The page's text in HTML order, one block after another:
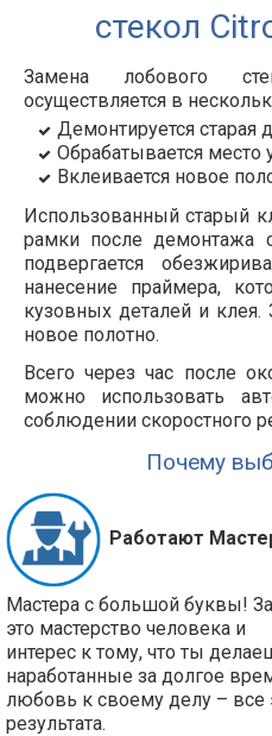
стекол
Замена лобового
осуществляется в
Демонтируется старая
Обрабатывается место
Вклеивается новое
Использованный старый
рамки после демонтажа
подвергается
нанесение праймера,
кузовных деталей и клея.
новое полотно.
Всего через час после
можно использовать
соблюдении скоростного
Почему
Работают
Мастера с большой буквы!
это мастерство человека и
интерес к тому, что ты
наработанные за долгое
любовь к своему делу – все
результата.